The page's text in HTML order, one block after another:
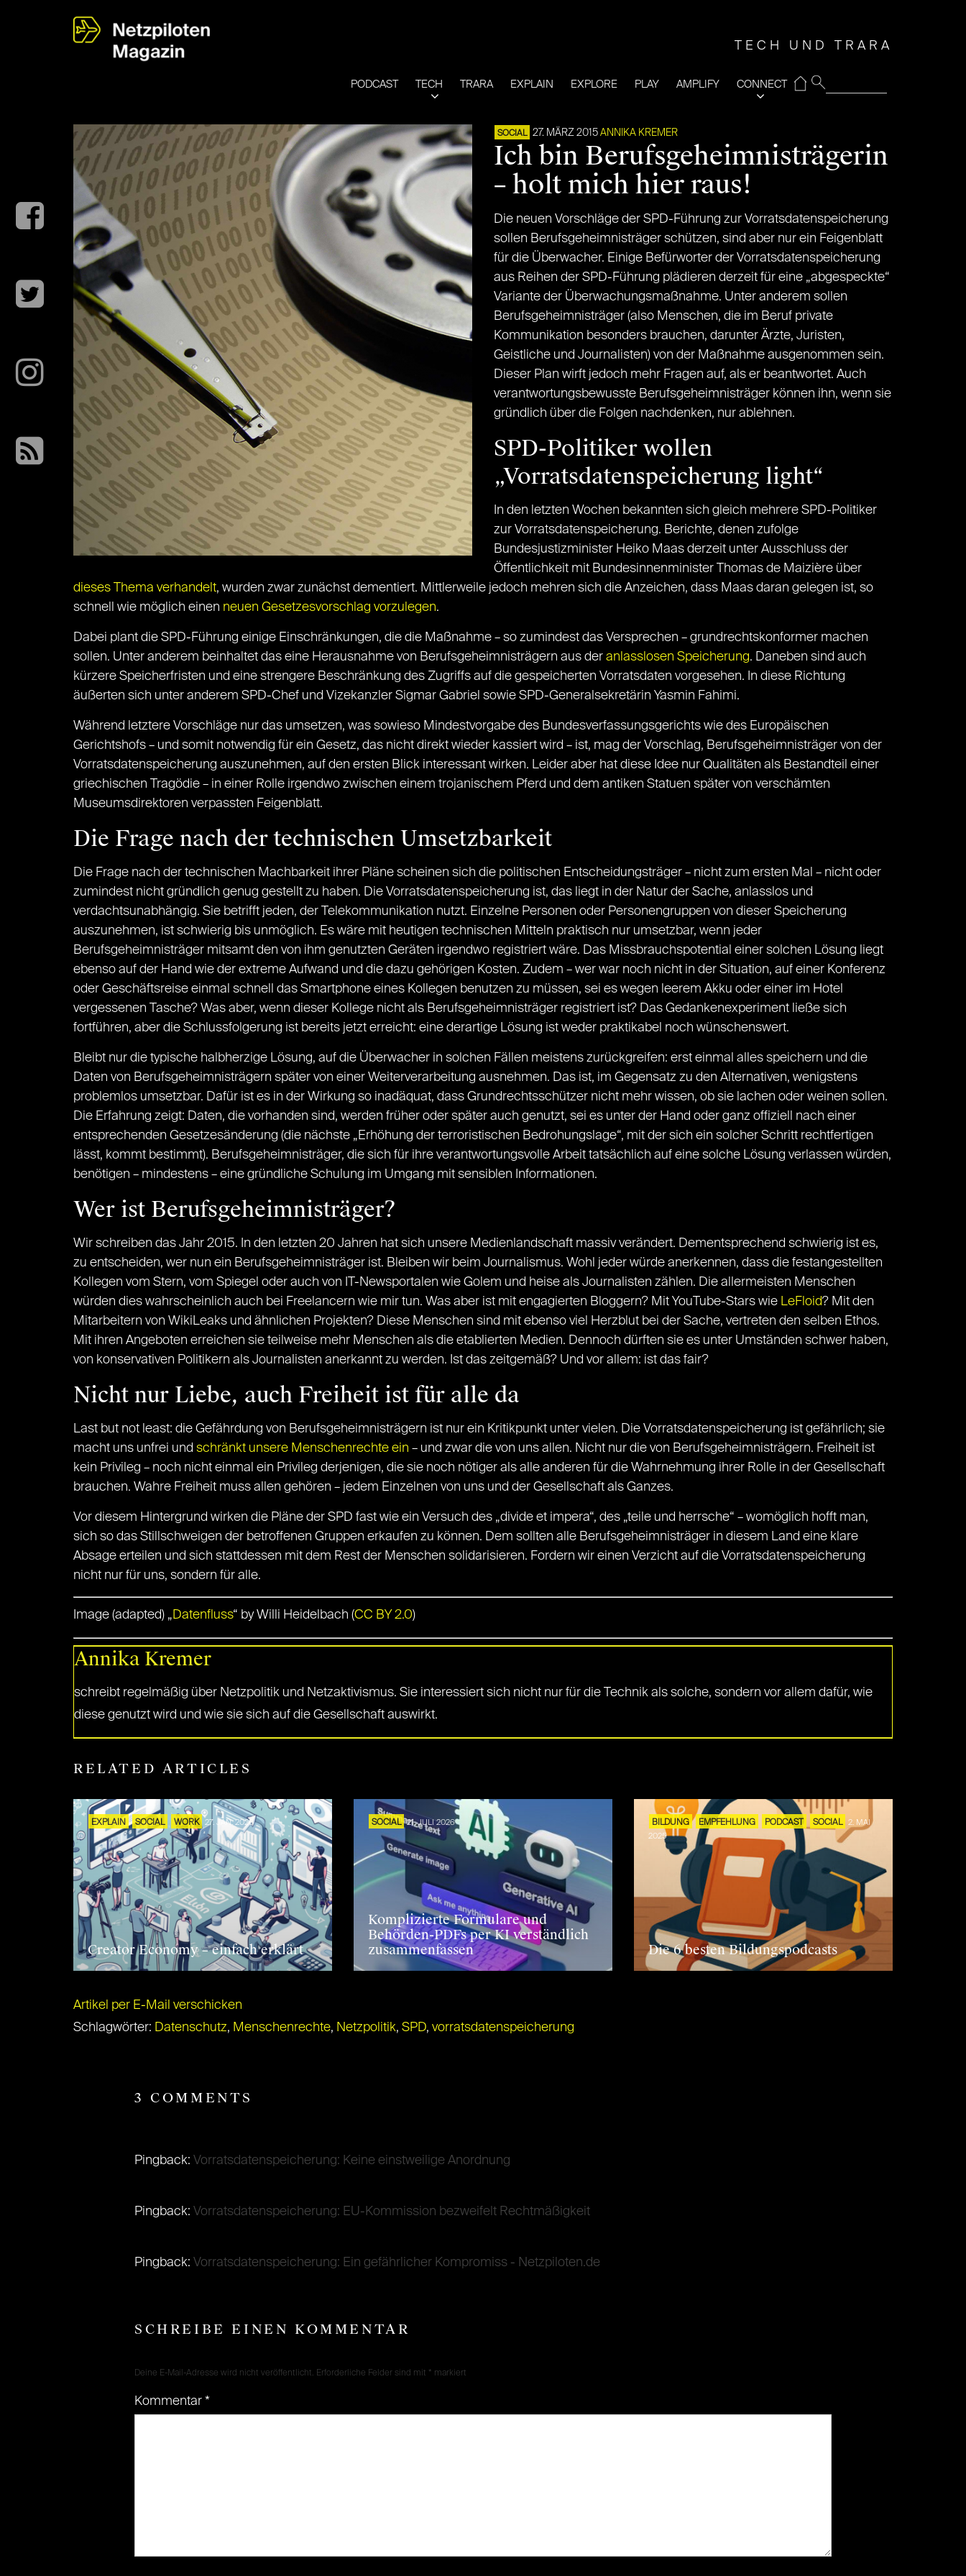
TECH UND TRARA
PODCAST TECH TRARA EXPLAIN EXPLORE PLAY AMPLIFY CONNECT
⌂
SOCIAL 27. MÄRZ 2015 ANNIKA KREMER
Ich bin Berufsgeheimnisträgerin
– holt mich hier raus!
Die neuen Vorschläge der SPD-Führung zur Vorratsdatenspeicherung
sollen Berufsgeheimnisträger schützen, sind aber nur ein Feigenblatt
für die Überwacher. Einige Befürworter der Vorratsdatenspeicherung
aus Reihen der SPD-Führung plädieren derzeit für eine „abgespeckte“
Variante der Überwachungsmaßnahme. Unter anderem sollen
Berufsgeheimnisträger (also Menschen, die im Beruf private
Kommunikation besonders brauchen, darunter Ärzte, Juristen,
Geistliche und Journalisten) von der Maßnahme ausgenommen sein.
Dieser Plan wirft jedoch mehr Fragen auf, als er beantwortet. Auch
verantwortungsbewusste Berufsgeheimnisträger können ihn, wenn sie
gründlich über die Folgen nachdenken, nur ablehnen.
SPD-Politiker wollen
„Vorratsdatenspeicherung light“
In den letzten Wochen bekannten sich gleich mehrere SPD-Politiker
zur Vorratsdatenspeicherung. Berichte, denen zufolge
Bundesjustizminister Heiko Maas derzeit unter Ausschluss der
Öffentlichkeit mit Bundesinnenminister Thomas de Maizière über
dieses Thema verhandelt, wurden zwar zunächst dementiert. Mittlerweile jedoch mehren sich die Anzeichen, dass Maas daran gelegen ist, so
schnell wie möglich einen neuen Gesetzesvorschlag vorzulegen.
Dabei plant die SPD-Führung einige Einschränkungen, die die Maßnahme – so zumindest das Versprechen – grundrechtskonformer machen
sollen. Unter anderem beinhaltet das eine Herausnahme von Berufsgeheimnisträgern aus der anlasslosen Speicherung. Daneben sind auch
kürzere Speicherfristen und eine strengere Beschränkung des Zugriffs auf die gespeicherten Vorratsdaten vorgesehen. In diese Richtung
äußerten sich unter anderem SPD-Chef und Vizekanzler Sigmar Gabriel sowie SPD-Generalsekretärin Yasmin Fahimi.
Während letztere Vorschläge nur das umsetzen, was sowieso Mindestvorgabe des Bundesverfassungsgerichts wie des Europäischen
Gerichtshofs – und somit notwendig für ein Gesetz, das nicht direkt wieder kassiert wird – ist, mag der Vorschlag, Berufsgeheimnisträger von der
Vorratsdatenspeicherung auszunehmen, auf den ersten Blick interessant wirken. Leider aber hat diese Idee nur Qualitäten als Bestandteil einer
griechischen Tragödie – in einer Rolle irgendwo zwischen einem trojanischem Pferd und dem antiken Statuen später von verschämten
Museumsdirektoren verpassten Feigenblatt.
Die Frage nach der technischen Umsetzbarkeit
Die Frage nach der technischen Machbarkeit ihrer Pläne scheinen sich die politischen Entscheidungsträger – nicht zum ersten Mal – nicht oder
zumindest nicht gründlich genug gestellt zu haben. Die Vorratsdatenspeicherung ist, das liegt in der Natur der Sache, anlasslos und
verdachtsunabhängig. Sie betrifft jeden, der Telekommunikation nutzt. Einzelne Personen oder Personengruppen von dieser Speicherung
auszunehmen, ist schwierig bis unmöglich. Es wäre mit heutigen technischen Mitteln praktisch nur umsetzbar, wenn jeder
Berufsgeheimnisträger mitsamt den von ihm genutzten Geräten irgendwo registriert wäre. Das Missbrauchspotential einer solchen Lösung liegt
ebenso auf der Hand wie der extreme Aufwand und die dazu gehörigen Kosten. Zudem – wer war noch nicht in der Situation, auf einer Konferenz
oder Geschäftsreise einmal schnell das Smartphone eines Kollegen benutzen zu müssen, sei es wegen leerem Akku oder einer im Hotel
vergessenen Tasche? Was aber, wenn dieser Kollege nicht als Berufsgeheimnisträger registriert ist? Das Gedankenexperiment ließe sich
fortführen, aber die Schlussfolgerung ist bereits jetzt erreicht: eine derartige Lösung ist weder praktikabel noch wünschenswert.
Bleibt nur die typische halbherzige Lösung, auf die Überwacher in solchen Fällen meistens zurückgreifen: erst einmal alles speichern und die
Daten von Berufsgeheimnisträgern später von einer Weiterverarbeitung ausnehmen. Das ist, im Gegensatz zu den Alternativen, wenigstens
problemlos umsetzbar. Dafür ist es in der Wirkung so inadäquat, dass Grundrechtsschützer nicht mehr wissen, ob sie lachen oder weinen sollen.
Die Erfahrung zeigt: Daten, die vorhanden sind, werden früher oder später auch genutzt, sei es unter der Hand oder ganz offiziell nach einer
entsprechenden Gesetzesänderung (die nächste „Erhöhung der terroristischen Bedrohungslage“, mit der sich ein solcher Schritt rechtfertigen
lässt, kommt bestimmt). Berufsgeheimnisträger, die sich für ihre verantwortungsvolle Arbeit tatsächlich auf eine solche Lösung verlassen würden,
benötigen – mindestens – eine gründliche Schulung im Umgang mit sensiblen Informationen.
Wer ist Berufsgeheimnisträger?
Wir schreiben das Jahr 2015. In den letzten 20 Jahren hat sich unsere Medienlandschaft massiv verändert. Dementsprechend schwierig ist es,
zu entscheiden, wer nun ein Berufsgeheimnisträger ist. Bleiben wir beim Journalismus. Wohl jeder würde anerkennen, dass die festangestellten
Kollegen vom Stern, vom Spiegel oder auch von IT-Newsportalen wie Golem und heise als Journalisten zählen. Die allermeisten Menschen
würden dies wahrscheinlich auch bei Freelancern wie mir tun. Was aber ist mit engagierten Bloggern? Mit YouTube-Stars wie LeFloid? Mit den
Mitarbeitern von WikiLeaks und ähnlichen Projekten? Diese Menschen sind mit ebenso viel Herzblut bei der Sache, vertreten den selben Ethos.
Mit ihren Angeboten erreichen sie teilweise mehr Menschen als die etablierten Medien. Dennoch dürften sie es unter Umständen schwer haben,
von konservativen Politikern als Journalisten anerkannt zu werden. Ist das zeitgemäß? Und vor allem: ist das fair?
Nicht nur Liebe, auch Freiheit ist für alle da
Last but not least: die Gefährdung von Berufsgeheimnisträgern ist nur ein Kritikpunkt unter vielen. Die Vorratsdatenspeicherung ist gefährlich; sie
macht uns unfrei und schränkt unsere Menschenrechte ein – und zwar die von uns allen. Nicht nur die von Berufsgeheimnisträgern. Freiheit ist
kein Privileg – noch nicht einmal ein Privileg derjenigen, die sie noch nötiger als alle anderen für die Wahrnehmung ihrer Rolle in der Gesellschaft
brauchen. Wahre Freiheit muss allen gehören – jedem Einzelnen von uns und der Gesellschaft als Ganzes.
Vor diesem Hintergrund wirken die Pläne der SPD fast wie ein Versuch des „divide et impera“, des „teile und herrsche“ – womöglich hofft man,
sich so das Stillschweigen der betroffenen Gruppen erkaufen zu können. Dem sollten alle Berufsgeheimnisträger in diesem Land eine klare
Absage erteilen und sich stattdessen mit dem Rest der Menschen solidarisieren. Fordern wir einen Verzicht auf die Vorratsdatenspeicherung
nicht nur für uns, sondern für alle.
Image (adapted) „Datenfluss“ by Willi Heidelbach (CC BY 2.0)
Annika Kremer
schreibt regelmäßig über Netzpolitik und Netzaktivismus. Sie interessiert sich nicht nur für die Technik als solche, sondern vor allem dafür, wie
diese genutzt wird und wie sie sich auf die Gesellschaft auswirkt.
RELATED ARTICLES
EXPLAIN SOCIAL WORK 27. JAN. 2026
Creator Economy – einfach erklärt
SOCIAL 21. JULI 2026
Komplizierte Formulare und
Behörden-PDFs per KI verständlich
zusammenfassen
BILDUNG EMPFEHLUNG PODCAST SOCIAL
2. MAI
2025
Die 6 besten Bildungspodcasts
Artikel per E-Mail verschicken
Schlagwörter: Datenschutz, Menschenrechte, Netzpolitik, SPD, vorratsdatenspeicherung
3 COMMENTS
Pingback: Vorratsdatenspeicherung: Keine einstweilige Anordnung
Pingback: Vorratsdatenspeicherung: EU-Kommission bezweifelt Rechtmäßigkeit
Pingback: Vorratsdatenspeicherung: Ein gefährlicher Kompromiss - Netzpiloten.de
SCHREIBE EINEN KOMMENTAR
Deine E-Mail-Adresse wird nicht veröffentlicht. Erforderliche Felder sind mit * markiert
Kommentar *